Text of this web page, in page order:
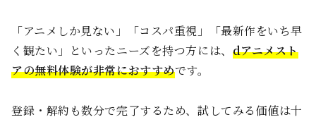
「アニメしか見ない」「コスパ重視」「最新作をいち早
く観たい」といったニーズを持つ方には、 dアニメスト
アの無料体験が非常におすすめです。
登録・解約も数分で完了するため、試してみる価値は十